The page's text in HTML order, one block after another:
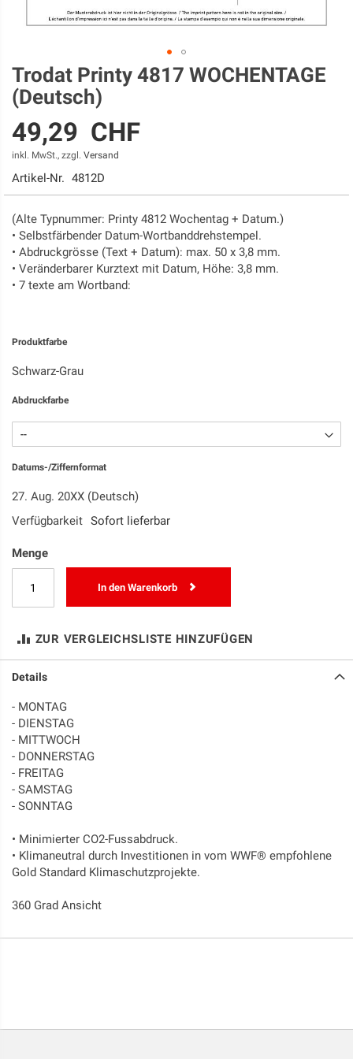
Zum
Anfang
der
Bildgalerie
springen
Trodat Printy 4817 WOCHENTAGE
(Deutsch)
49,29 CHF
inkl. MwSt., zzgl. Versand
Artikel-Nr. 4812D
(Alte Typnummer: Printy 4812 Wochentag + Datum.)
• Selbstfärbender Datum-Wortbanddrehstempel.
• Abdruckgrösse (Text + Datum): max. 50 x 3,8 mm.
• Veränderbarer Kurztext mit Datum, Höhe: 3,8 mm.
• 7 texte am Wortband:
Produktfarbe
Schwarz-Grau
Abdruckfarbe
Datums-/Ziffernformat
27. Aug. 20XX (Deutsch)
Verfügbarkeit Sofort lieferbar
Menge
In den Warenkorb
ZUR VERGLEICHSLISTE HINZUFÜGEN
Details
- MONTAG
- DIENSTAG
- MITTWOCH
- DONNERSTAG
- FREITAG
- SAMSTAG
- SONNTAG
• Minimierter CO2-Fussabdruck.
• Klimaneutral durch Investitionen in vom WWF® empfohlene
Gold Standard Klimaschutzprojekte.
360 Grad Ansicht